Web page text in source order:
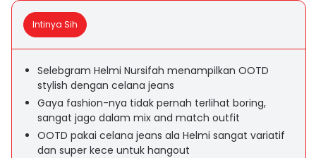
Intinya Sih
Selebgram Helmi Nursifah menampilkan OOTD
stylish dengan celana jeans
Gaya fashion-nya tidak pernah terlihat boring,
sangat jago dalam mix and match outfit
OOTD pakai celana jeans ala Helmi sangat variatif
dan super kece untuk hangout